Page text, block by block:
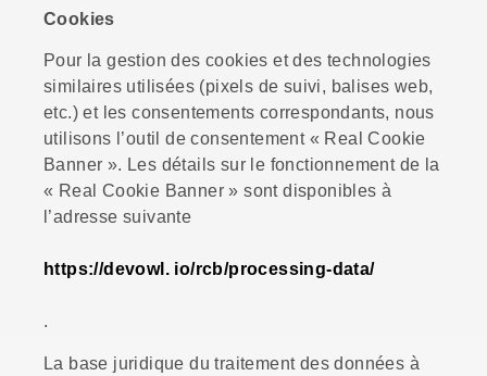
Cookies
Pour la gestion des cookies et des technologies
similaires utilisées (pixels de suivi, balises web,
etc.) et les consentements correspondants, nous
utilisons l’outil de consentement « Real Cookie
Banner ». Les détails sur le fonctionnement de la
« Real Cookie Banner » sont disponibles à
l’adresse suivante
https://devowl. io/rcb/processing-data/
.
La base juridique du traitement des données à